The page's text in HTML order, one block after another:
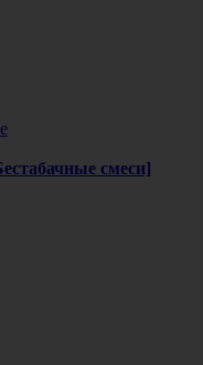
смеси]